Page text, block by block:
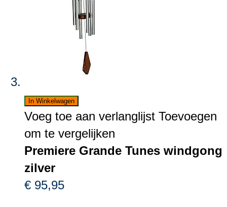
In Winkelwagen
Voeg toe aan verlanglijst Toevoegen
om te vergelijken
Premiere Grande Tunes windgong
zilver
€ 95,95